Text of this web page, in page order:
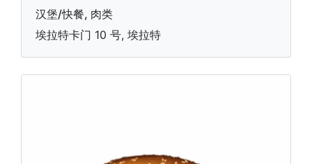
汉堡/快餐, 肉类
埃拉特卡门 10 号, 埃拉特